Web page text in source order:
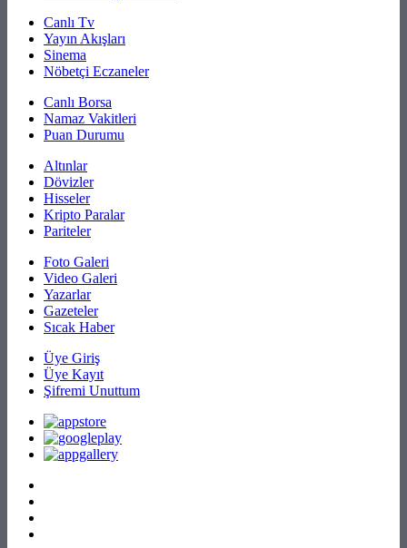
Canlı Tv
Yayın Akışları
Sinema
Nöbetçi Eczaneler
Canlı Borsa
Namaz Vakitleri
Puan Durumu
Altınlar
Dövizler
Hisseler
Kripto Paralar
Pariteler
Foto Galeri
Video Galeri
Yazarlar
Gazeteler
Sıcak Haber
Üye Giriş
Üye Kayıt
Şifremi Unuttum